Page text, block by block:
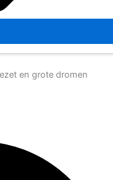
en grote dromen